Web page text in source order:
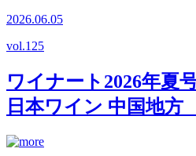
2026.06.05
vol.125
ワイナート2026年夏
日本ワイン 中国地